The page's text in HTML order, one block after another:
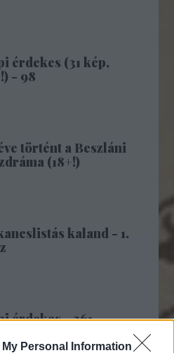
Personal Information
érdekes (31 kép,
- 98
történt a Beszláni
(18+!)
kaland - 1.
érdekes - 261